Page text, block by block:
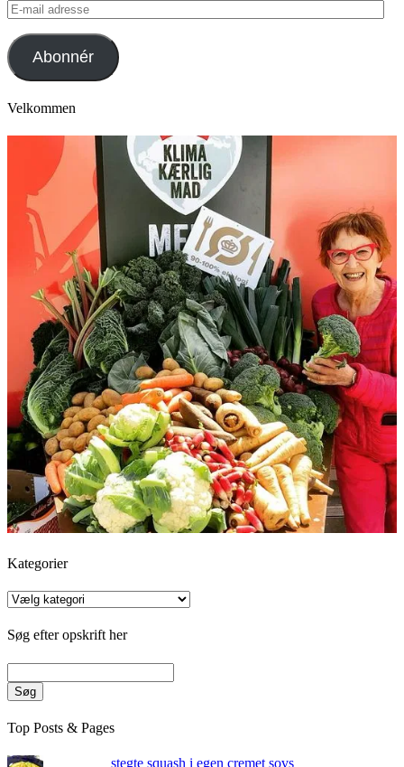
E-
mail
adresse
Abonnér
Velkommen
Kategorier
Kategorier
Søg efter opskrift her
Søg
Top Posts & Pages
stegte squash i egen cremet sovs